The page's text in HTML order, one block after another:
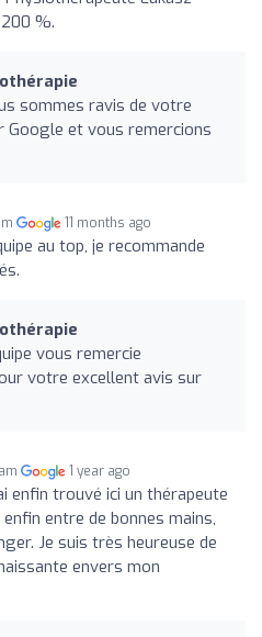
%.
sommes ravis de votre
et vous remercions
11 months ago
au top, je recommande
vous remercie
votre excellent avis sur
1 year ago
enfin trouvé ici un thérapeute
entre de bonnes mains,
Je suis très heureuse de
envers mon